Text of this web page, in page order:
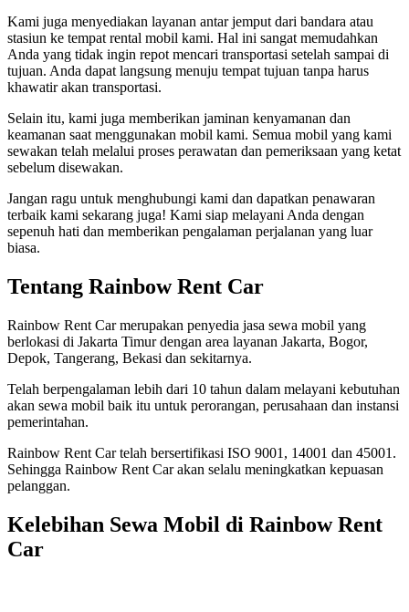
Kami juga menyediakan layanan antar jemput dari bandara atau
stasiun ke tempat rental mobil kami. Hal ini sangat memudahkan
Anda yang tidak ingin repot mencari transportasi setelah sampai di
tujuan. Anda dapat langsung menuju tempat tujuan tanpa harus
khawatir akan transportasi.
Selain itu, kami juga memberikan jaminan kenyamanan dan
keamanan saat menggunakan mobil kami. Semua mobil yang kami
sewakan telah melalui proses perawatan dan pemeriksaan yang ketat
sebelum disewakan.
Jangan ragu untuk menghubungi kami dan dapatkan penawaran
terbaik kami sekarang juga! Kami siap melayani Anda dengan
sepenuh hati dan memberikan pengalaman perjalanan yang luar
biasa.
Tentang Rainbow Rent Car
Rainbow Rent Car merupakan penyedia jasa sewa mobil yang
berlokasi di Jakarta Timur dengan area layanan Jakarta, Bogor,
Depok, Tangerang, Bekasi dan sekitarnya.
Telah berpengalaman lebih dari 10 tahun dalam melayani kebutuhan
akan sewa mobil baik itu untuk perorangan, perusahaan dan instansi
pemerintahan.
Rainbow Rent Car telah bersertifikasi ISO 9001, 14001 dan 45001.
Sehingga Rainbow Rent Car akan selalu meningkatkan kepuasan
pelanggan.
Kelebihan Sewa Mobil di Rainbow Rent
Car